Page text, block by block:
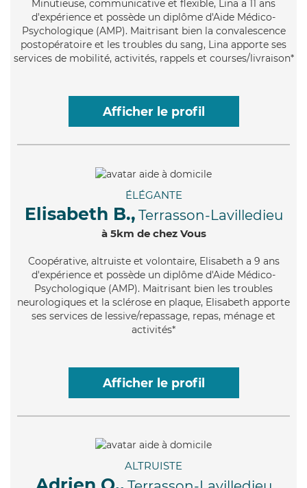
Minutieuse, communicative et flexible, Lina a 11 ans
d'expérience et possède un diplôme d'Aide Médico-
Psychologique (AMP). Maitrisant bien la convalescence
postopératoire et les troubles du sang, Lina apporte ses
services de mobilité, activités, rappels et courses/livraison*
Afficher le profil
ÉLÉGANTE
Elisabeth B., Terrasson-Lavilledieu
à 5km de chez Vous
Coopérative, altruiste et volontaire, Elisabeth a 9 ans
d'expérience et possède un diplôme d'Aide Médico-
Psychologique (AMP). Maitrisant bien les troubles
neurologiques et la sclérose en plaque, Elisabeth apporte
ses services de lessive/repassage, repas, ménage et
activités*
Afficher le profil
ALTRUISTE